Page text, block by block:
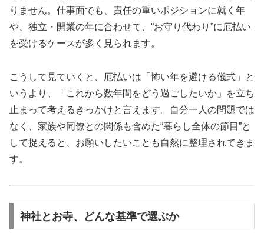
りません。仕事面でも、責任の重いポジションに就く年
や、独立・開業の年に合わせて、“お守り代わり”に厄払い
を受けるケースが多く見られます。
こうして見ていくと、厄払いは「怖い年を避ける儀式」と
いうより、「これから数年間をどう過ごしたいか」を立ち
止まって考えるきっかけと言えます。自分一人の問題では
なく、家族や同僚との関係も含めた“暮らし全体の節目”と
して捉えると、お願いしたいことも自然に整理されてきま
す。
神社とお寺、どんな基準で選ぶか